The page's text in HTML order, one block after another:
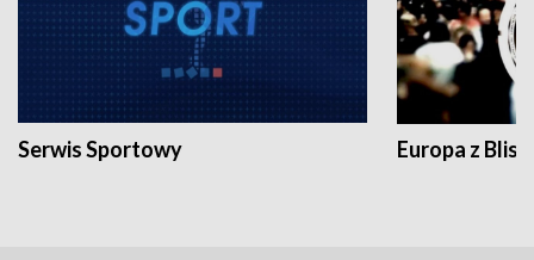
Serwis Sportowy Europa z